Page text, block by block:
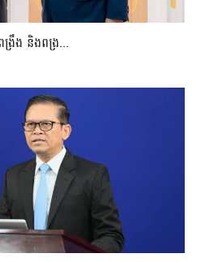
តពង្រឹង និងពង្រ...